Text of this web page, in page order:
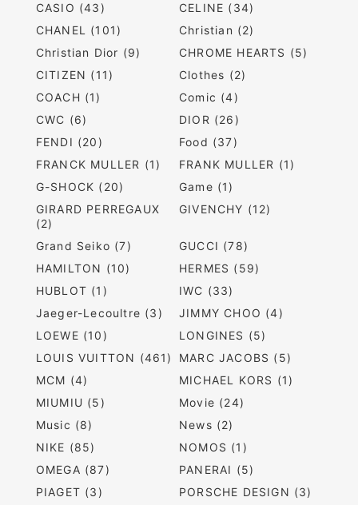
CASIO (43)
CELINE (34)
CHANEL (101)
Christian (2)
Christian Dior (9)
CHROME HEARTS (5)
CITIZEN (11)
Clothes (2)
COACH (1)
Comic (4)
CWC (6)
DIOR (26)
FENDI (20)
Food (37)
FRANCK MULLER (1)
FRANK MULLER (1)
G-SHOCK (20)
Game (1)
GIRARD PERREGAUX
(2)
GIVENCHY (12)
Grand Seiko (7)
GUCCI (78)
HAMILTON (10)
HERMES (59)
HUBLOT (1)
IWC (33)
Jaeger-Lecoultre (3)
JIMMY CHOO (4)
LOEWE (10)
LONGINES (5)
LOUIS VUITTON (461)
MARC JACOBS (5)
MCM (4)
MICHAEL KORS (1)
MIUMIU (5)
Movie (24)
Music (8)
News (2)
NIKE (85)
NOMOS (1)
OMEGA (87)
PANERAI (5)
PIAGET (3)
PORSCHE DESIGN (3)